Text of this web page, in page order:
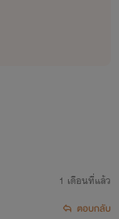
1 เดือนที่แล้ว
ตอบกลับ